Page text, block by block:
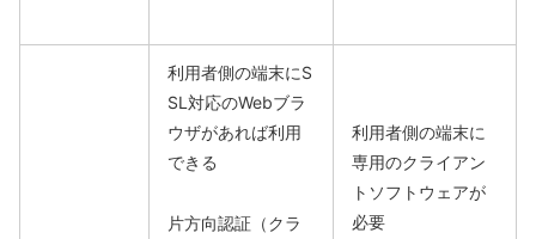
利用者側の端末にS
SL対応のWebブラ
ウザがあれば利用
できる
片方向認証（クラ
利用者側の端末に
専用のクライアン
トソフトウェアが
必要